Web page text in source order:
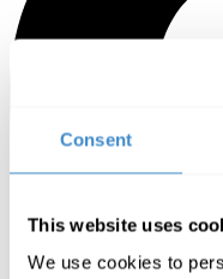
Consent
This website uses
We use cookies to